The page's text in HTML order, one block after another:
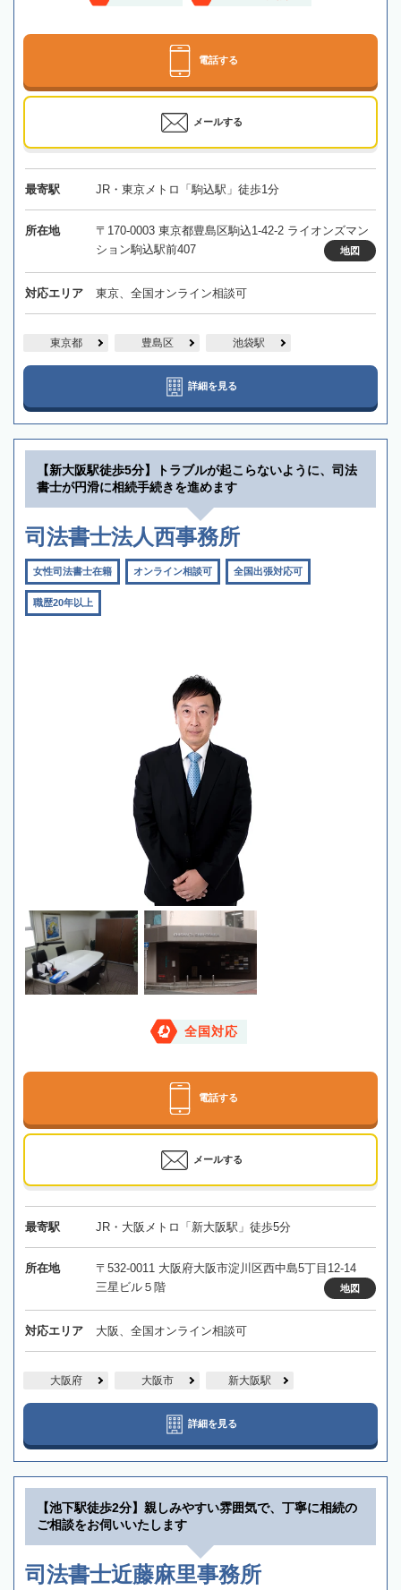
電話する
メールする
最寄駅 JR・東京メトロ「駒込駅」徒歩1分
所在地
〒170-0003 東京都豊島区駒込1-42-2 ライオンズマン
ション駒込駅前407
地図
対応エリア 東京、全国オンライン相談可
東京都 豊島区 池袋駅
詳細を見る
【新大阪駅徒歩5分】トラブルが起こらないように、司法
書士が円滑に相続手続きを進めます
司法書士法人西事務所
女性司法書士在籍 オンライン相談可 全国出張対応可
職歴20年以上
全国対応
電話する
メールする
最寄駅 JR・大阪メトロ「新大阪駅」徒歩5分
所在地
〒532-0011 大阪府大阪市淀川区西中島5丁目12-14
三星ビル５階
地図
対応エリア 大阪、全国オンライン相談可
大阪府 大阪市 新大阪駅
詳細を見る
【池下駅徒歩2分】親しみやすい雰囲気で、丁寧に相続の
ご相談をお伺いいたします
司法書士近藤麻里事務所